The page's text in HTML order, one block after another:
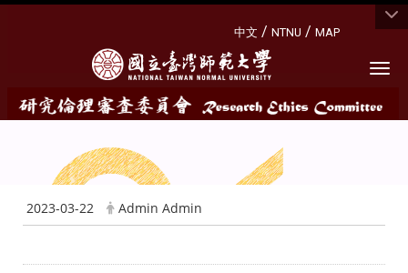
中文 / NTNU / MAP
2023-03-22 Admin Admin